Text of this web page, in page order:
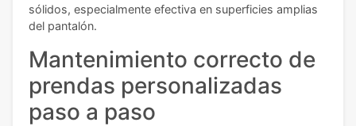
sólidos, especialmente efectiva en superficies amplias
del pantalón.
Mantenimiento correcto de
prendas personalizadas
paso a paso